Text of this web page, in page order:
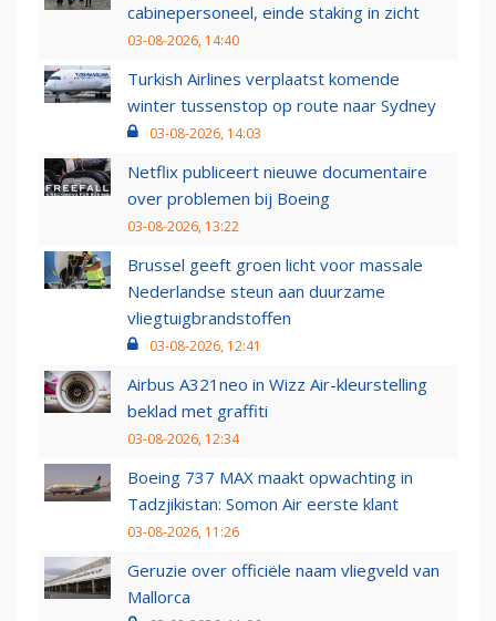
cabinepersoneel, einde staking in zicht
03-08-2026, 14:40
Turkish Airlines verplaatst komende
winter tussenstop op route naar Sydney
03-08-2026, 14:03
Netflix publiceert nieuwe documentaire
over problemen bij Boeing
03-08-2026, 13:22
Brussel geeft groen licht voor massale
Nederlandse steun aan duurzame
vliegtuigbrandstoffen
03-08-2026, 12:41
Airbus A321neo in Wizz Air-kleurstelling
beklad met graffiti
03-08-2026, 12:34
Boeing 737 MAX maakt opwachting in
Tadzjikistan: Somon Air eerste klant
03-08-2026, 11:26
Geruzie over officiële naam vliegveld van
Mallorca